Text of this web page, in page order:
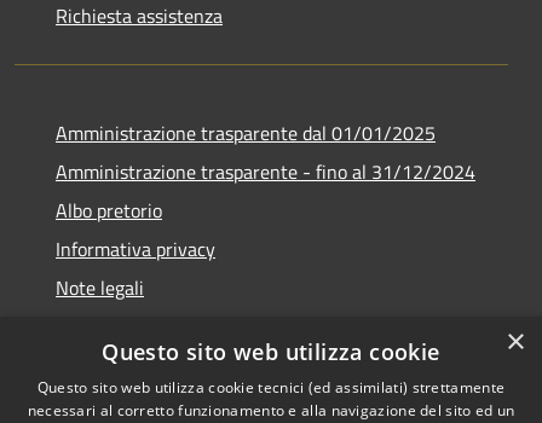
Richiesta assistenza
Amministrazione trasparente dal 01/01/2025
Amministrazione trasparente - fino al 31/12/2024
Albo pretorio
Informativa privacy
Note legali
Piano di miglioramento del sito
×
Questo sito web utilizza cookie
Questo sito web utilizza cookie tecnici (ed assimilati) strettamente
necessari al corretto funzionamento e alla navigazione del sito ed un